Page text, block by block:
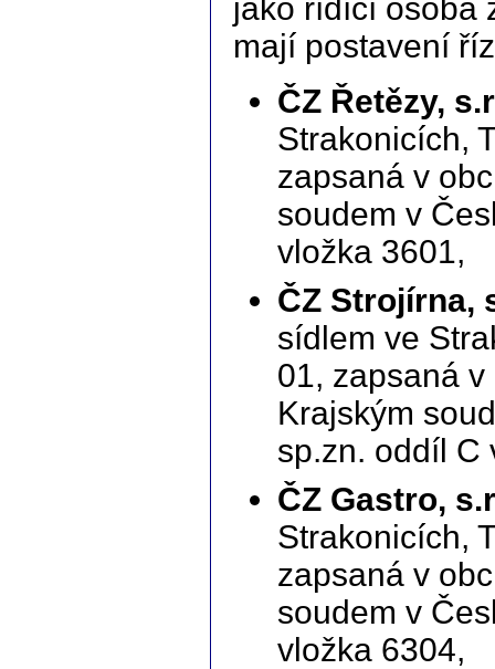
jako řídící osoba
mají postavení
ČZ Řetězy,
Strakonicích,
zapsaná v
soudem v
vložka 3601,
ČZ Strojírna,
sídlem ve
01, zapsaná
Krajským
sp.zn. oddíl C
ČZ Gastro,
Strakonicích,
zapsaná v
soudem v
vložka 6304,